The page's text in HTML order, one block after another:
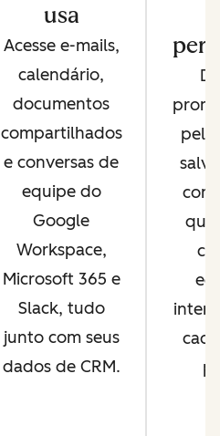
usa
Acesse e-mails,
calendário,
documentos
compartilhados
e conversas de
equipe do
Google
Workspace,
Microsoft 365 e
Slack, tudo
junto com seus
dados de CRM.
pela
que